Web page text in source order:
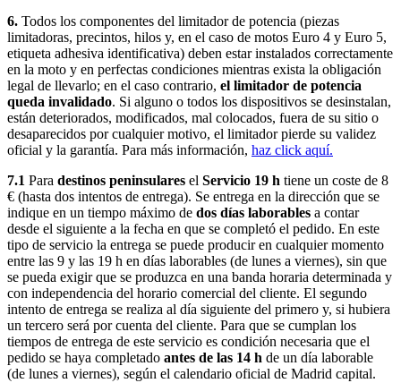
6. Todos los componentes del limitador de potencia (piezas
limitadoras, precintos, hilos y, en el caso de motos Euro 4 y Euro 5,
etiqueta adhesiva identificativa) deben estar instalados correctamente
en la moto y en perfectas condiciones mientras exista la obligación
legal de llevarlo; en el caso contrario, el limitador de potencia
queda invalidado. Si alguno o todos los dispositivos se desinstalan,
están deteriorados, modificados, mal colocados, fuera de su sitio o
desaparecidos por cualquier motivo, el limitador pierde su validez
oficial y la garantía. Para más información, haz click aquí.
7.1 Para destinos peninsulares el Servicio 19 h tiene un coste de 8
€ (hasta dos intentos de entrega). Se entrega en la dirección que se
indique en un tiempo máximo de dos días laborables a contar
desde el siguiente a la fecha en que se completó el pedido. En este
tipo de servicio la entrega se puede producir en cualquier momento
entre las 9 y las 19 h en días laborables (de lunes a viernes), sin que
se pueda exigir que se produzca en una banda horaria determinada y
con independencia del horario comercial del cliente. El segundo
intento de entrega se realiza al día siguiente del primero y, si hubiera
un tercero será por cuenta del cliente. Para que se cumplan los
tiempos de entrega de este servicio es condición necesaria que el
pedido se haya completado antes de las 14 h de un día laborable
(de lunes a viernes), según el calendario oficial de Madrid capital.